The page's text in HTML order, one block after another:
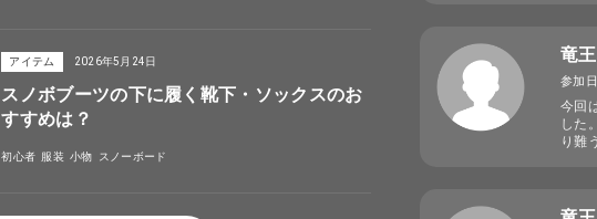
アイテム 2026年5月24日
スノボブーツの下に履く靴下・ソックスのお
すすめは？
初心者 服装 小物 スノーボード
竜
参加
今回
した
り難